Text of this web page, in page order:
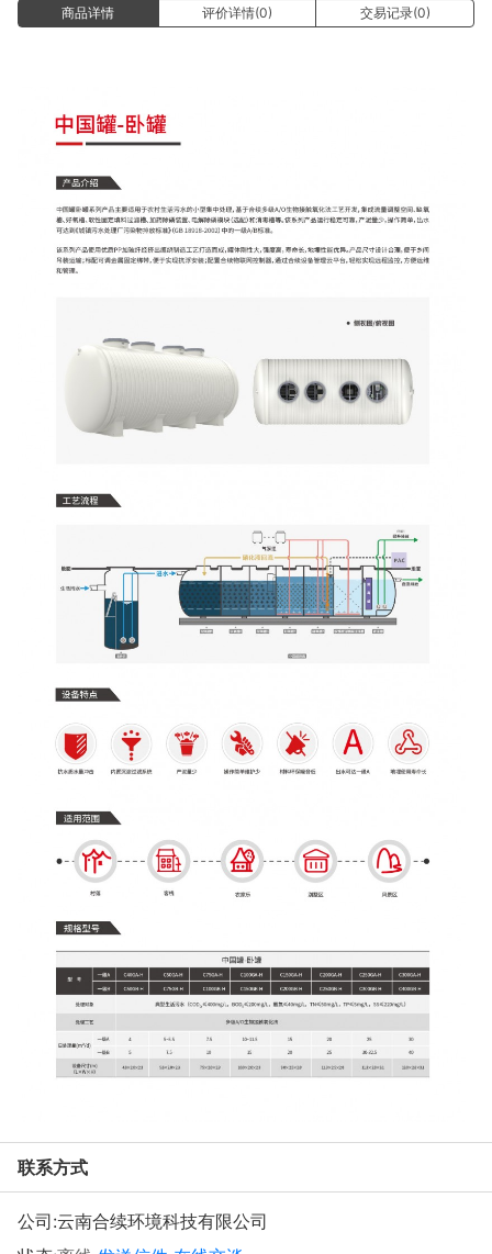
商品详情 评价详情(0) 交易记录(0)
联系方式
公司:云南合续环境科技有限公司